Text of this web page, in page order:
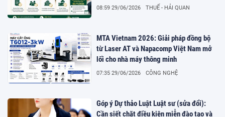
08:59 29/06/2026 THUẾ - HẢI QUAN
MTA Vietnam 2026: Giải pháp đồng bộ
từ Laser AT và Napacomp Việt Nam mở
lối cho nhà máy thông minh
07:35 29/06/2026 CÔNG NGHỆ
Góp ý Dự thảo Luật Luật sư (sửa đổi):
Cần siết chặt điều kiện miễn đào tạo và